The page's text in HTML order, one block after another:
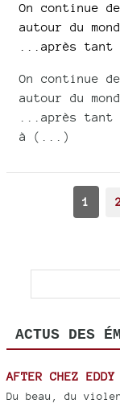
On continue
autour du
...après tant
On continue
autour du
...après tant
à (...)
1
ACTUS DES
AFTER CHEZ
Du beau, du